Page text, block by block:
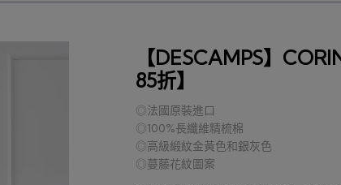
【DESCAMPS】
85折】
◎法國原裝進口
◎100%長纖維精梳棉
◎高級緞紋金黃色和銀灰色
◎蔓藤花紋圖案